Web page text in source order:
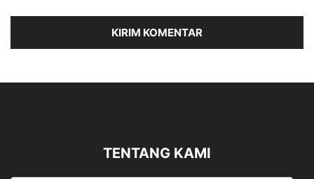
TENTANG KAMI